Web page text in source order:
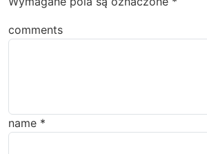
comments
name *